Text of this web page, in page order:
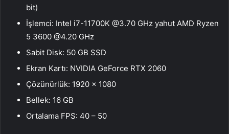
bit)
İşlemci: Intel i7-11700K @3.70 GHz yahut AMD Ryzen
5 3600 @4.20 GHz
Sabit Disk: 50 GB SSD
Ekran Kartı: NVIDIA GeForce RTX 2060
Çözünürlük: 1920 x 1080
Bellek: 16 GB
Ortalama FPS: 40 – 50